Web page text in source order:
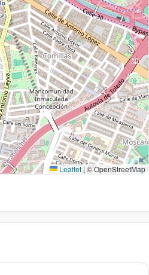
Leaflet |© OpenStreetMap